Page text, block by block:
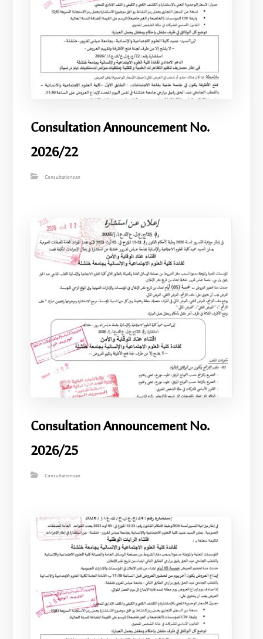
Consultation Announcement No.
2026/22
Consultationsan
Consultation Announcement No.
2026/25
Consultationsan